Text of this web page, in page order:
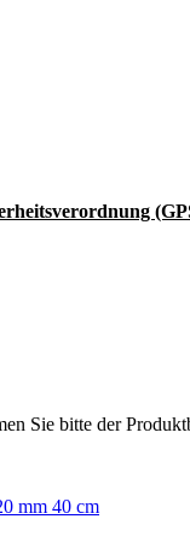
Sie bitte der